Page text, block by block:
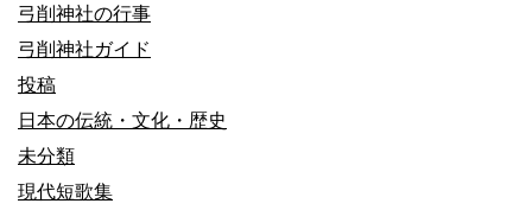
弓削神社の行事
弓削神社ガイド
投稿
日本の伝統・文化・歴史
未分類
現代短歌集